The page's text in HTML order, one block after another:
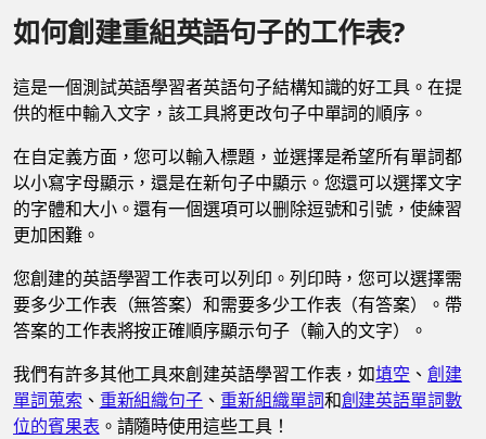
如何創建重組英語句子的工作表?
這是一個測試英語學習者英語句子結構知識的好工具。在提
供的框中輸入文字，該工具將更改句子中單詞的順序。
在自定義方面，您可以輸入標題，並選擇是希望所有單詞都
以小寫字母顯示，還是在新句子中顯示。您還可以選擇文字
的字體和大小。還有一個選項可以删除逗號和引號，使練習
更加困難。
您創建的英語學習工作表可以列印。列印時，您可以選擇需
要多少工作表（無答案）和需要多少工作表（有答案）。帶
答案的工作表將按正確順序顯示句子（輸入的文字）。
我們有許多其他工具來創建英語學習工作表，如填空 、創建
單詞蒐索 、 重新組織句子 、 重新組織單詞和創建英語單詞數
位的賓果表 。請隨時使用這些工具！